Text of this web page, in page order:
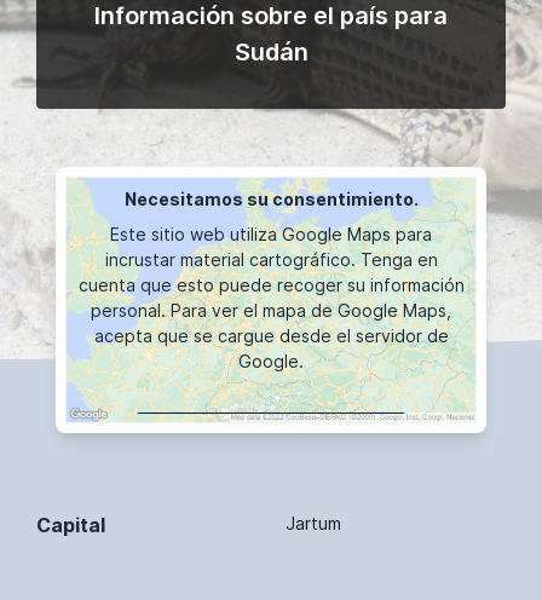
Información sobre el país para
Sudán
Necesitamos su consentimiento.
Este sitio web utiliza Google Maps para
incrustar material cartográfico. Tenga en
cuenta que esto puede recoger su información
personal. Para ver el mapa de Google Maps,
acepta que se cargue desde el servidor de
Google.
VISUALIZACIÓN DE MAPAS
Capital Jartum